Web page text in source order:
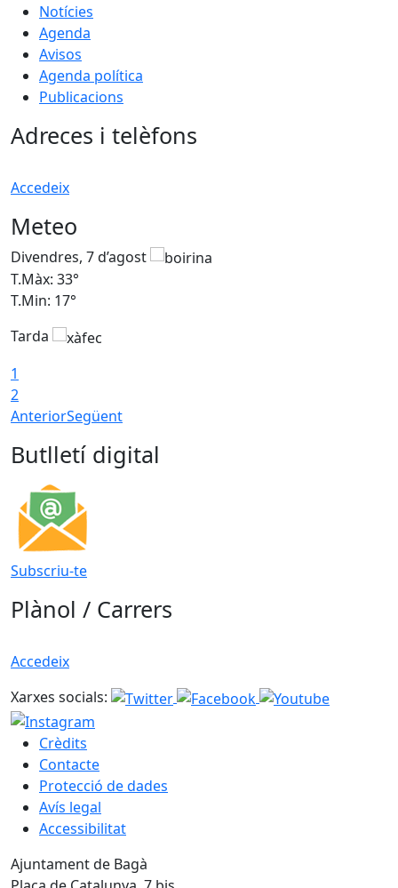
Notícies
Agenda
Avisos
Agenda política
Publicacions
Adreces i telèfons
Accedeix
Meteo
Divendres, 7 d’agost
T.Màx: 33°
T.Min: 17°
Tarda
1
2
AnteriorSegüent
Butlletí digital
Subscriu-te
Plànol / Carrers
Accedeix
Xarxes socials:
Crèdits
Contacte
Protecció de dades
Avís legal
Accessibilitat
Ajuntament de Bagà